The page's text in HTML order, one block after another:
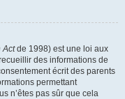
Actde 1998) est une loi aux
des informations de
écrit des parents
permettant
n’êtes pas sûr que cela